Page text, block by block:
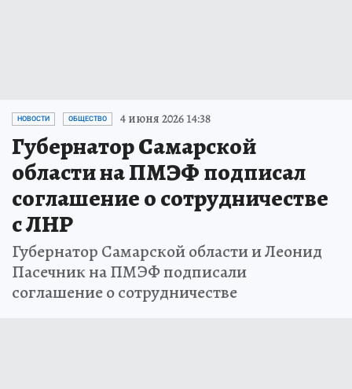
НОВОСТИ ОБЩЕСТВО 4 июня 2026 14:38
Губернатор Самарской
области на ПМЭФ подписал
соглашение о сотрудничестве
с ЛНР
Губернатор Самарской области и Леонид
Пасечник на ПМЭФ подписали
соглашение о сотрудничестве